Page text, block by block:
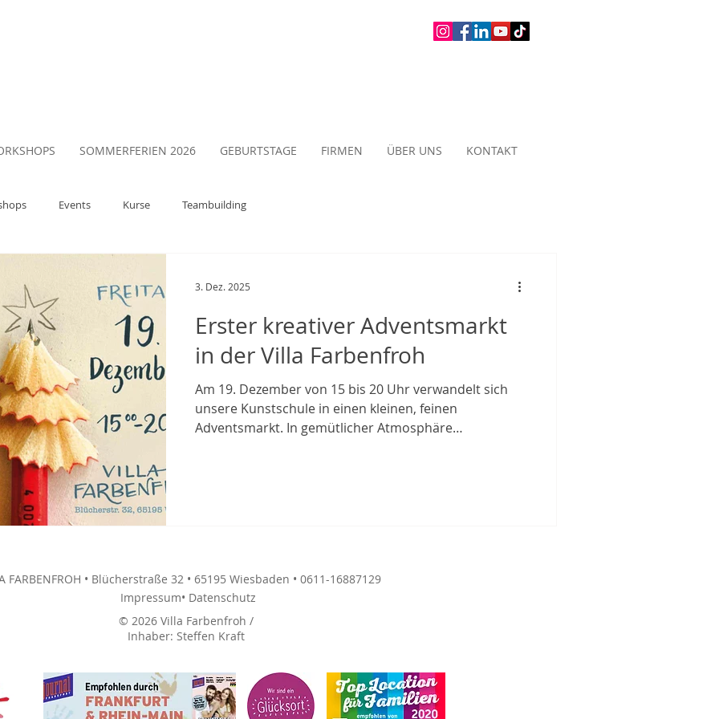
Events Kurse Teambuilding
Erster kreativer Adventsmarkt
in der Villa Farbenfroh
Am 19. Dezember von 15 bis 20 Uhr verwandelt sich
unsere Kunstschule in einen kleinen, feinen
Adventsmarkt. In gemütlicher Atmosphäre
3. Dez. 2025
SOMMERFERIEN 2026 GEBURTSTAGE FIRMEN ÜBER UNS KONTAKT
FARBENFROH • Blücherstraße 32 • 65195 Wiesbaden • 0611-16887129
Impressum• Datenschutz
© 2026 Villa Farbenfroh /
Inhaber: Steffen Kraft